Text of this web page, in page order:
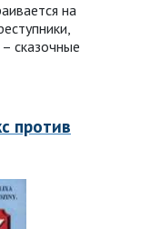
на
сказочные
против